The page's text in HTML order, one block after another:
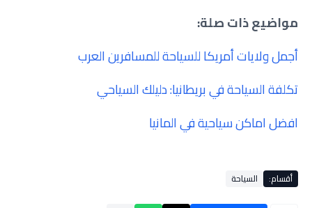
مواضيع ذات صلة:
أجمل ولايات أمريكا للسياحة للمسافرين العرب
تكلفة السياحة في بريطانيا: دليلك السياحي
افضل اماكن سياحية في المانيا
أقسام: السياحة